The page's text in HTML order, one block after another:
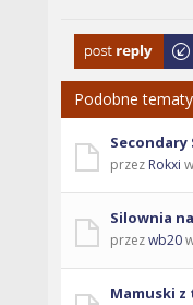
Odpowiedz
Podobne tematy
przez Rokxi w
Silownia
przezwb20
Mamuski